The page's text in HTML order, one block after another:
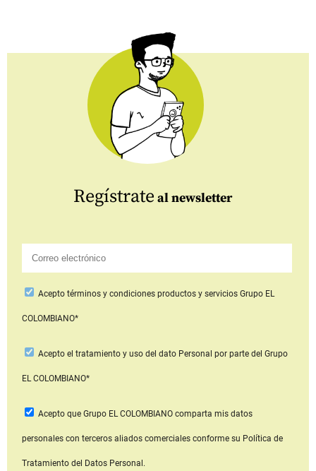
Regístrate al newsletter
Aceptotérminos y condiciones productos y serviciosGrupo EL
COLOMBIANO*
Acepto el tratamiento y uso del dato Personal por parte del Grupo
EL COLOMBIANO*
Acepto que Grupo EL COLOMBIANOcomparta mis datos
personales con terceros aliados comerciales conforme su Política de
Tratamiento del Datos Personal.